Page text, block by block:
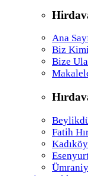
Ana
Biz
Bize
Fatih